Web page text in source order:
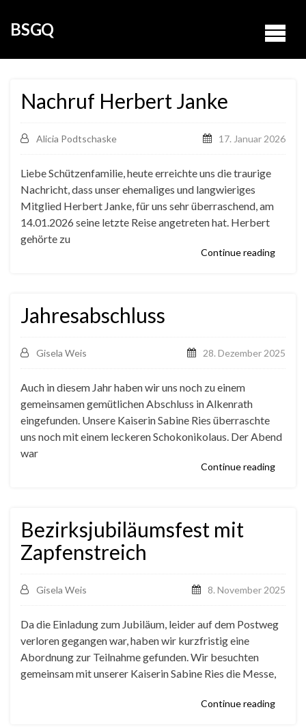
BSGQ
Nachruf Herbert Janke
Alicia Podtschaske 17. Januar 2026
Liebe Schützenfamilie, heute erreichte uns die traurige
Nachricht, dass unser ehemaliges und langwieriges
Mitglied Herbert Janke, für uns sehr überraschend, am
14.01.2026 seine letzte Reise angetreten hat. Herbert
gehörte zu
Continue reading
Jahresabschluss
Gisela Weis 28. Dezember 2025
Auch in diesem Jahr haben wir uns noch zu einem
gemeinsamen gemütlichen Abschluss in Alkenrath
eingefunden. Unsere Kaiserin Sabine Ries überraschte
uns noch mit einem leckeren Schokonikolaus. Der Abend
war
Continue reading
Bezirksjubiläumsfest mit
Zapfenstreich
Gisela Weis 8. November 2025
Da die Einladung zum Jubiläum, leider auf dem Postweg
verloren gegangen war, haben wir kurzfristig eine
Abordnung zur Teilnahme gefunden. Wir besuchten
gemeinsam mit unserer Kaiserin Sabine Ries die Messe,
Continue reading